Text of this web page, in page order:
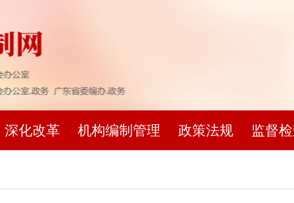
深化改革 机构编制管理 政策法规 监督